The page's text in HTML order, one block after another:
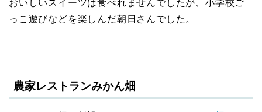
おいしいスイーツは食べれませんでしたが、小学校ご
っこ遊びなどを楽しんだ朝日さんでした。
農家レストランみかん畑